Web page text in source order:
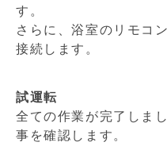
す。
さらに、浴室のリモコ
接続します。
試運転
全ての作業が完了しま
事を確認します。